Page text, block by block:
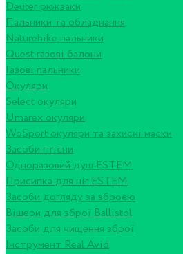
Deuter рюкзаки
Пальники та обладнання
Naturehike пальники
Quest газові балони
Газові пальники
Окуляри
Select окуляри
Umarex окуляри
WoSport окуляри та захисні маски
Засоби гігієни
Одноразовий душ ESTEM
Присипка для ніг ESTEM
Засоби догляду за зброєю
Вішери для зброї Ballistol
Засоби для чищення зброї
Інструмент Real Avid